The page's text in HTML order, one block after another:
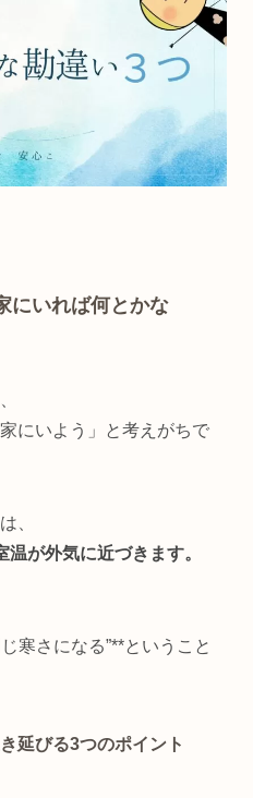
にいれば何とかな
にいよう」と考えがちで
、
が外気に近づきます。
寒さになる”**ということ
延びる3つのポイント